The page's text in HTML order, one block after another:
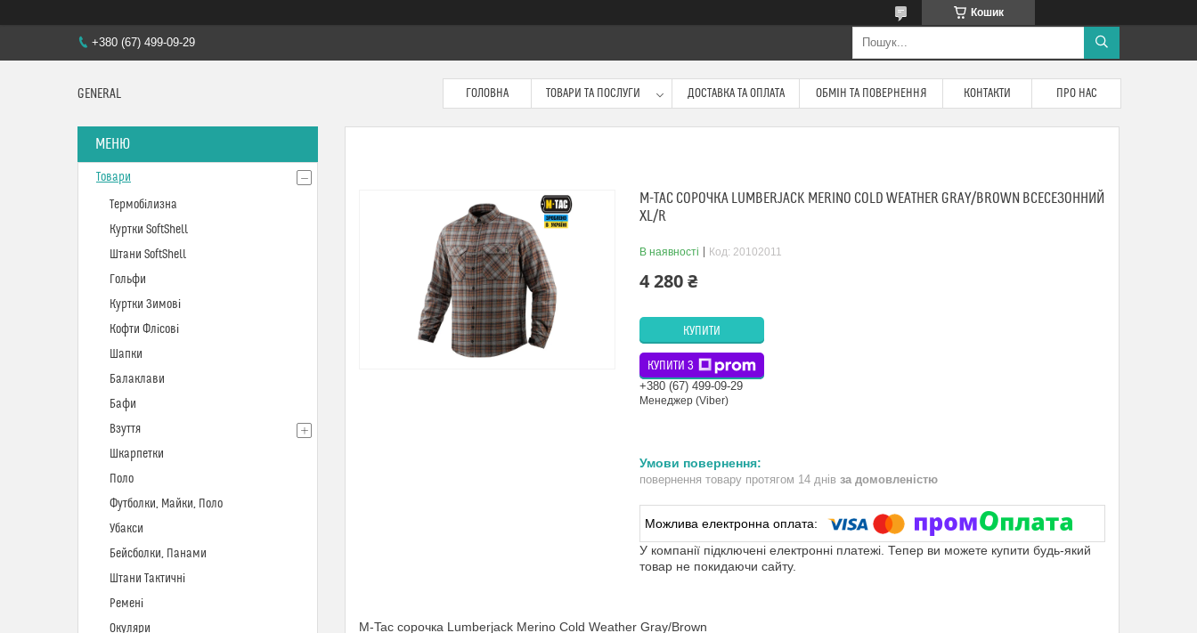
Кошик
+380 (67) 499-09-29
GENERAL ГОЛОВНА ТОВАРИ ТА ПОСЛУГИ ДОСТАВКА ТА ОПЛАТА ОБМІН ТА ПОВЕРНЕННЯ КОНТАКТИ ПРО НАС
M-TAC СОРОЧКА LUMBERJACK MERINO COLD WEATHER GRAY/BROWN ВСЕСЕЗОННИЙ
XL/R
В наявності Код: 20102011
4 280 ₴
КУПИТИ
КУПИТИ З
+380 (67) 499-09-29
Менеджер (Viber)
повернення товару протягом 14 днів за домовленістю
У компанії підключені електронні платежі. Тепер ви можете купити будь-який
товар не покидаючи сайту.
M-Tac сорочка Lumberjack Merino Cold Weather Gray/Brown
Товари
Термобілизна
Куртки SoftShell
Штани SoftShell
Гольфи
Куртки Зимові
Кофти Флісові
Шапки
Балаклави
Бафи
Взуття
Шкарпетки
Поло
Футболки, Майки, Поло
Убакси
Бейсболки, Панами
Штани Тактичні
Ремені
Окуляри